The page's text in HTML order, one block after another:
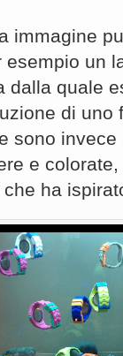
immagine
un
dalla quale
di uno
sono
e
ha